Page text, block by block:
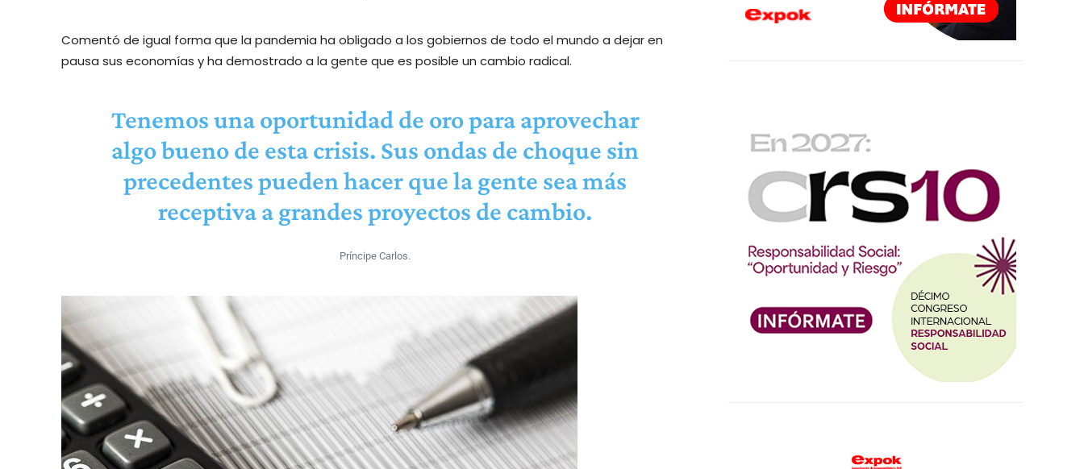
Comentó de igual forma que la pandemia ha obligado a los gobiernos de todo el mundo a dejar en
pausa sus economías y ha demostrado a la gente que es posible un cambio radical.
Tenemos una oportunidad de oro para aprovechar
algo bueno de esta crisis. Sus ondas de choque sin
precedentes pueden hacer que la gente sea más
receptiva a grandes proyectos de cambio.
Príncipe Carlos.